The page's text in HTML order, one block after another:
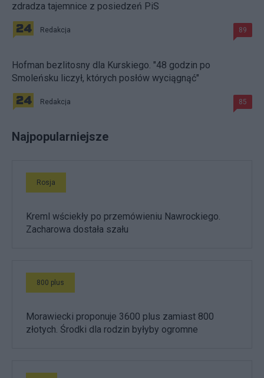
zdradza tajemnice z posiedzeń PiS
Redakcja 89
Hofman bezlitosny dla Kurskiego. "48 godzin po
Smoleńsku liczył, których posłów wyciągnąć"
Redakcja 85
Najpopularniejsze
Rosja
Kreml wściekły po przemówieniu Nawrockiego.
Zacharowa dostała szału
800 plus
Morawiecki proponuje 3600 plus zamiast 800
złotych. Środki dla rodzin byłyby ogromne